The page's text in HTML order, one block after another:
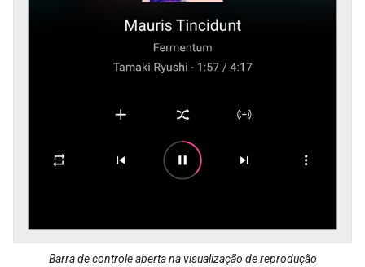
Barra de controle aberta na visualização de reprodução